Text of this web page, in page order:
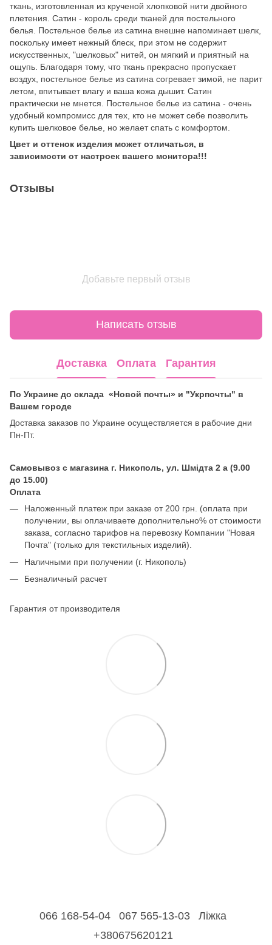
ткань, изготовленная из крученой хлопковой нити двойного
плетения. Сатин - король среди тканей для постельного
белья. Постельное белье из сатина внешне напоминает шелк,
поскольку имеет нежный блеск, при этом не содержит
искусственных, "шелковых" нитей, он мягкий и приятный на
ощупь. Благодаря тому, что ткань прекрасно пропускает
воздух, постельное белье из сатина согревает зимой, не парит
летом, впитывает влагу и ваша кожа дышит. Сатин
практически не мнется. Постельное белье из сатина - очень
удобный компромисс для тех, кто не может себе позволить
купить шелковое белье, но желает спать с комфортом.
Цвет и оттенок изделия может отличаться, в
зависимости от настроек вашего монитора!!!
Отзывы
Добавьте первый отзыв
Написать отзыв
Доставка Оплата Гарантия
По Украине до склада «Новой почты» и "Укрпочты" в
Вашем городе
Доставка заказов по Украине осуществляется в рабочие дни
Пн-Пт.
Самовывоз с магазина г. Никополь, ул. Шмідта 2 а (9.00
до 15.00)
Оплата
Наложенный платеж при заказе от 200 грн. (оплата при
получении, вы оплачиваете дополнительно% от стоимости
заказа, согласно тарифов на перевозку Компании "Новая
Почта" (только для текстильных изделий).
Наличными при получении (г. Никополь)
Безналичный расчет
Гарантия от производителя
066 168-54-04 067 565-13-03
Ліжка
+380675620121